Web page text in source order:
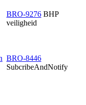
BRO-9276 BHP
veiligheid
BRO-8446
SubcribeAndNotify